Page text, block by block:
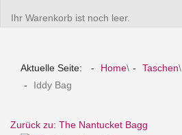
Ihr Warenkorb ist noch leer.
Aktuelle Seite: Home\ Taschen\
Iddy Bag
Zurück zu: The Nantucket Bagg